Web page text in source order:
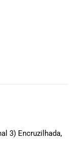
3) Encruzilhada,